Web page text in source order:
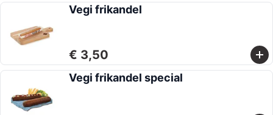
Vegi frikandel
€ 3,50
Vegi frikandel special